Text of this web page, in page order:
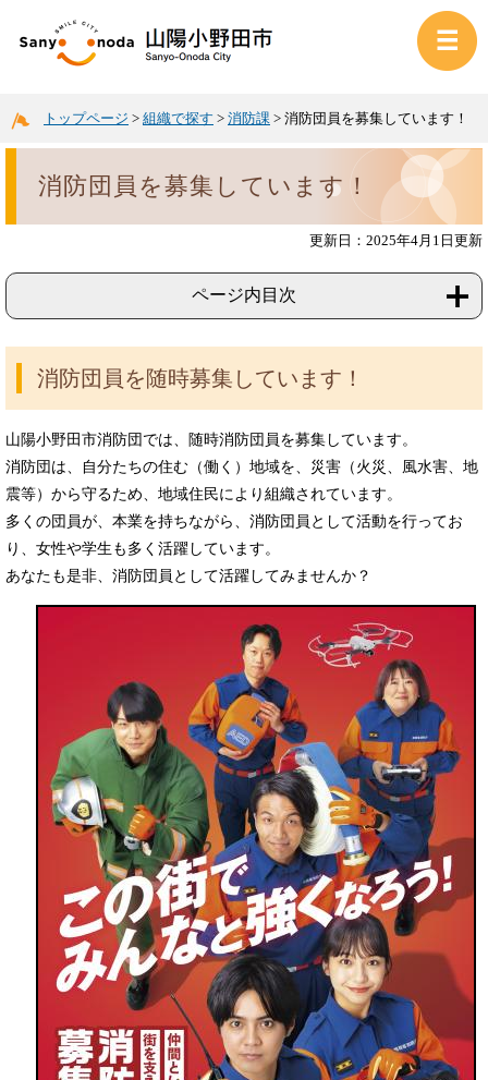
トップページ > 組織で探す > 消防課 > 消防団員を募集しています！
消防団員を募集しています！
更新日：2025年4月1日更新
ページ内目次
消防団員を随時募集しています！
山陽小野田市消防団では、随時消防団員を募集しています。
消防団は、自分たちの住む（働く）地域を、災害（火災、風水害、地
震等）から守るため、地域住民により組織されています。
多くの団員が、本業を持ちながら、消防団員として活動を行ってお
り、女性や学生も多く活躍しています。
あなたも是非、消防団員として活躍してみませんか？